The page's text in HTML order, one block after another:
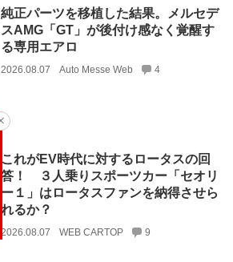
純正パーツを移植した結果。メルセデ
スAMG「GT」が後付け感なく覚醒す
る専用エアロ
2026.08.07 Auto Messe Web 4
これがEV時代に対するロータスの回
答！ ３人乗りスポーツカー「セオリ
ー１」はロータスファンを納得させら
れるか？
2026.08.07 WEB CARTOP 9